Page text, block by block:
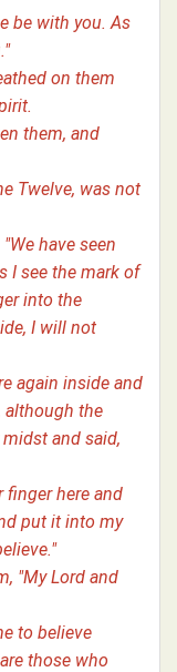
be with you. As
on them
them, and
Twelve, was not
have seen
I see the mark of
into the
I will not
again inside and
although the
and said,
finger here and
put it into my
"My Lord and
to believe
those who